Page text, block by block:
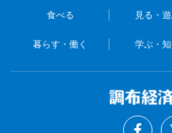
食べる 見る・
暮らす・働く 学ぶ・